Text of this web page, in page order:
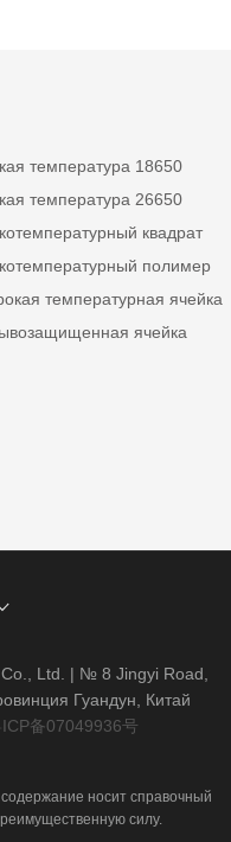
температура 18650
температура 26650
квадрат
полимер
температурная ячейка
ячейка
Ltd. | № 8 Jingyi Road,
Гуандун, Китай
ICP备07049936号
носит справочный
силу.